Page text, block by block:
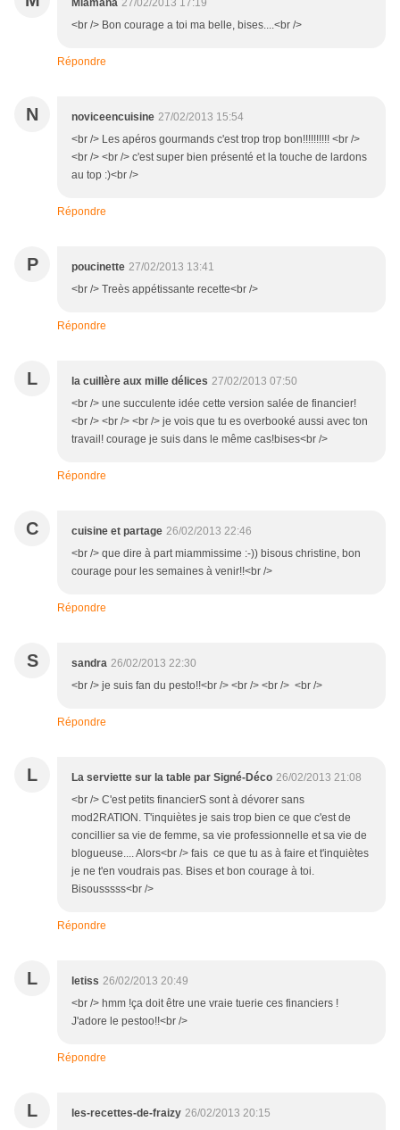
Miamana 27/02/2013 17:19
<br /> Bon courage a toi ma belle, bises....<br />
Répondre
N noviceencuisine 27/02/2013 15:54
<br /> Les apéros gourmands c'est trop trop bon!!!!!!!!!! <br />
<br /> <br /> c'est super bien présenté et la touche de lardons
au top :)<br />
Répondre
P poucinette 27/02/2013 13:41
<br /> Treès appétissante recette<br />
Répondre
L la cuillère aux mille délices 27/02/2013 07:50
<br /> une succulente idée cette version salée de financier!
<br /> <br /> <br /> je vois que tu es overbooké aussi avec ton
travail! courage je suis dans le même cas!bises<br />
Répondre
C cuisine et partage 26/02/2013 22:46
<br /> que dire à part miammissime :-)) bisous christine, bon
courage pour les semaines à venir!!<br />
Répondre
S sandra 26/02/2013 22:30
<br /> je suis fan du pesto!!<br /> <br /> <br /> <br />
Répondre
L La serviette sur la table par Signé-Déco 26/02/2013 21:08
<br /> C'est petits financierS sont à dévorer sans
mod2RATION. T'inquiètes je sais trop bien ce que c'est de
concillier sa vie de femme, sa vie professionnelle et sa vie de
blogueuse.... Alors<br /> fais ce que tu as à faire et t'inquiètes
je ne t'en voudrais pas. Bises et bon courage à toi.
Bisousssss<br />
Répondre
L letiss 26/02/2013 20:49
<br /> hmm !ça doit être une vraie tuerie ces financiers !
J'adore le pestoo!!<br />
Répondre
L les-recettes-de-fraizy 26/02/2013 20:15